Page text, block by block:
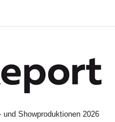
Showproduktionen 2026